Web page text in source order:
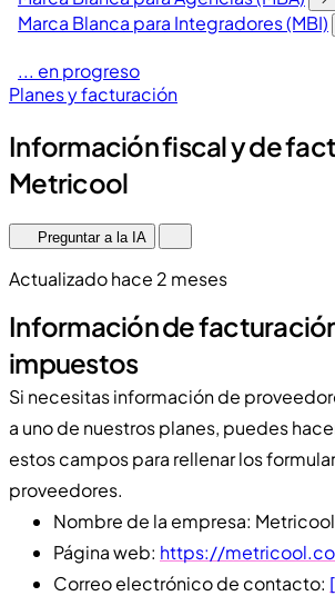
Marca Blanca para Integradores (MBI)
... en progreso
Planes y facturación
Información fiscal y de
Metricool
Preguntar a la IA
Actualizado hace 2 meses
Información de
impuestos
Si necesitas información de
a uno de nuestros planes, puedes
estos campos para rellenar los
proveedores.
Nombre de la empresa:
Página web: https://
Correo electrónico de contacto: